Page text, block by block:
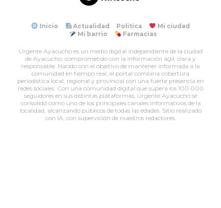
Inicio Actualidad Politica
Mi ciudad
Mi barrio
Farmacias
Urgente Ayacucho es un medio digital independiente de la ciudad
de Ayacucho, comprometido con la información ágil, clara y
responsable. Nacido con el objetivo de mantener informada a la
comunidad en tiempo real, el portal combina cobertura
periodística local, regional y provincial con una fuerte presencia en
redes sociales. Con una comunidad digital que supera los 100.000
seguidores en sus distintas plataformas, Urgente Ayacucho se
consolidó como uno de los principales canales informativos de la
localidad, alcanzando públicos de todas las edades. Sitio realizado
con IA, con supervición de nuestros redactores.